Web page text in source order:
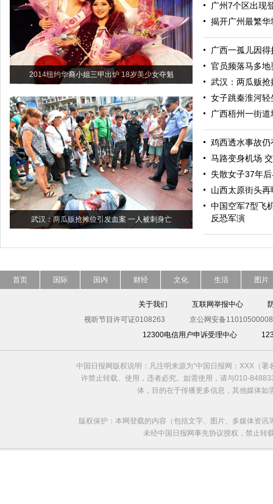
2014纽约华裔小姐三甲出炉 18岁美少女夺魁
武汉：两瓜贩抢摊位引发血案 一人被刺身亡
广州7个区出现
揭开广州最繁
广西一孤儿因
官员频落马多
武汉：两瓜贩
女子跳秦淮河
广西梧州一街
鸡西透水事故
马路变身机场
失散女子37年
山西太原街头再
中国空军7型飞
反恐军演
首页 国际 国内 财经 文化 生活 图片
关于我们 互联网举报中心
视听节目许可证0108263
京公网安备
12300电信用户申诉受理中心
中国日报网版权说明：凡注明来源为“中国日报网：XXX（
许禁止转载、使用，违者必究。如需使用，请与010-
体，目的在于传播更多信息，其他媒体
版权保护：本网登载的内容（包括文字、图片、多媒体资
未经中国日报网事先协议授权，禁止转